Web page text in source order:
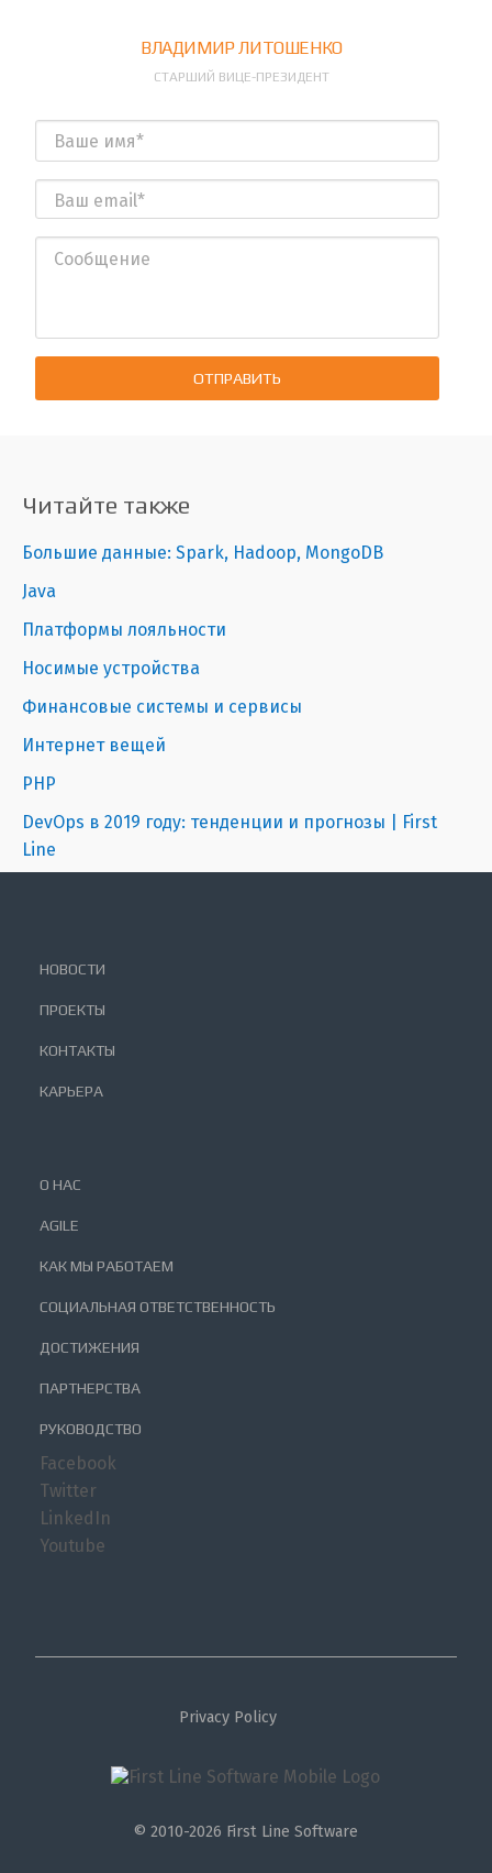
ВЛАДИМИР ЛИТОШЕНКО
СТАРШИЙ ВИЦЕ-ПРЕЗИДЕНТ
ОТПРАВИТЬ
Читайте также
Большие данные: Spark, Hadoop, MongoDB
Java
Платформы лояльности
Носимые устройства
Финансовые системы и сервисы
Интернет вещей
PHP
DevOps в 2019 году: тенденции и прогнозы | First
Line
НОВОСТИ
ПРОЕКТЫ
КОНТАКТЫ
КАРЬЕРА
О НАС
AGILE
КАК МЫ РАБОТАЕМ
СОЦИАЛЬНАЯ ОТВЕТСТВЕННОСТЬ
ДОСТИЖЕНИЯ
ПАРТНЕРСТВА
РУКОВОДСТВО
Facebook
Twitter
LinkedIn
Youtube
Privacy Policy
© 2010-2026 First Line Software